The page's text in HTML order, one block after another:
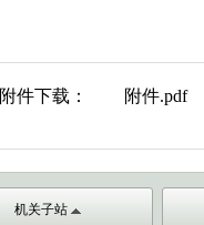
附件下载： 附件.pdf
机关子站